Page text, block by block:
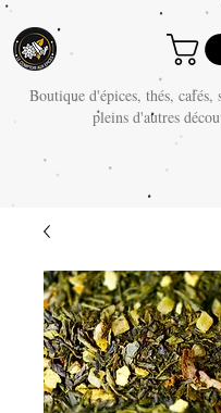
Boutique d'épices, thés, cafés,
pleins d'autres